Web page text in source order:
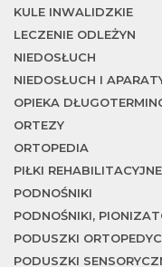
KULE INWALIDZKIE
LECZENIE ODLEŻYN
NIEDOSŁUCH
NIEDOSŁUCH I
OPIEKA
ORTEZY
ORTOPEDIA
PIŁKI REHABILITACYJNE
PODNOŚNIKI
PODNOŚNIKI,
PODUSZKI
PODUSZKI